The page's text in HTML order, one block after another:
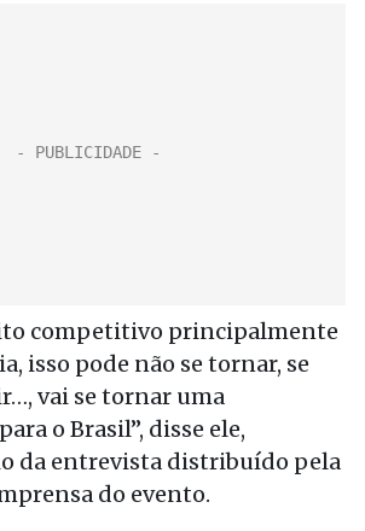
competitivo principalmente
isso pode não se tornar, se
vai se tornar uma
o Brasil”, disse ele,
da entrevista distribuído pela
do evento.